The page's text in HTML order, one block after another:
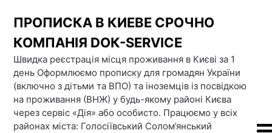
content
ПРОПИСКА В КИЕВЕ СРОЧНО
КОМПАНІЯ DOК-SERVICE
Швидка реєстрація місця проживання в Києві за 1
день Оформлюємо прописку для громадян України
(включно з дітьми та ВПО) та іноземців із посвідкою
на проживання (ВНЖ) у будь-якому районі Києва
через сервіс «Дія» або особисто. Працюємо у всіх
районах міста: Голосіївський Солом’янський